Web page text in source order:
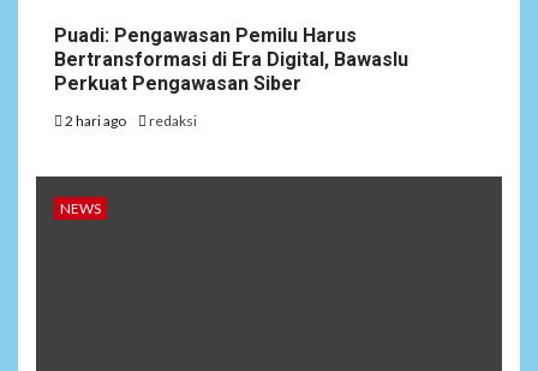
Puadi: Pengawasan Pemilu Harus
Bertransformasi di Era Digital, Bawaslu
Perkuat Pengawasan Siber
2 hari ago redaksi
NEWS